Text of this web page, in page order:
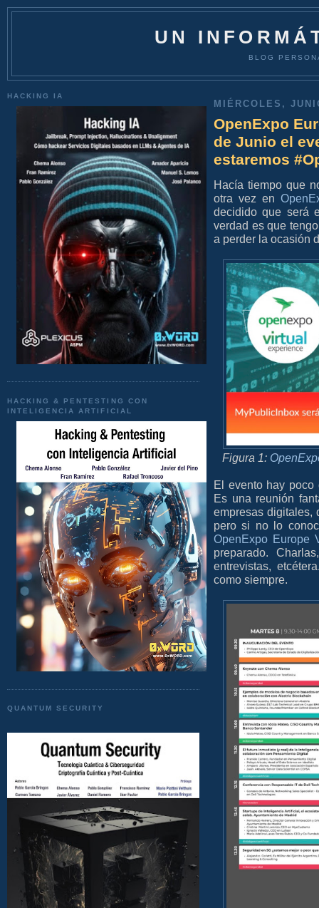
UN
BLOG
HACKING IA
HACKING & PENTESTING CON
INTELIGENCIA ARTIFICIAL
QUANTUM SECURITY
MIÉRCOLES,
OpenExpo
de Junio el
estaremos
Hacía tiempo que
otra vez en
decidido que será
verdad es que
a perder la ocasión
Figura 1:
El evento hay
Es una reunión
empresas digitales,
pero si no lo
OpenExpo Europe
preparado.
entrevistas,
como siempre.